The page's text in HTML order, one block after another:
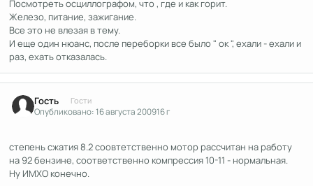
Посмотреть осциллографом, что , где и как горит.
Железо, питание, зажигание.
Все это не влезая в тему.
И еще один нюанс, после переборки все было " ок ", ехали - ехали и
раз, ехать отказалась.
Гость Гости
Опубликовано:16 августа 200916 г
степень сжатия 8.2 соовтетственно мотор рассчитан на работу
на 92 бензине, соответственно компрессия 10-11 - нормальная.
Ну ИМХО конечно.